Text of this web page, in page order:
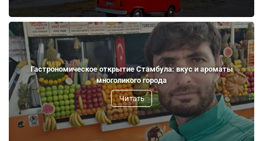
Гастрономическое открытие Стамбула: вкус и ароматы
многоликого города
Читать